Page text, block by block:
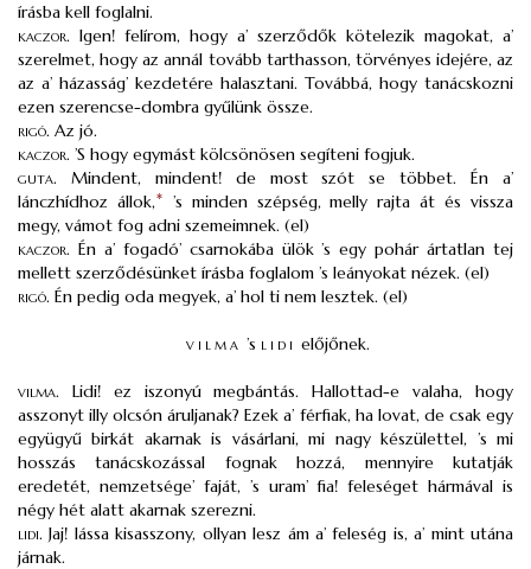
írásba kell foglalni.
kaczor. Igen! felírom, hogy a’ szerződők kötelezik magokat, a’
szerelmet, hogy az annál tovább tarthasson, törvényes idejére, az
az a’ házasság’ kezdetére halasztani. Továbbá, hogy tanácskozni
ezen szerencse-dombra gyűlünk össze.
rigó. Az jó.
kaczor. ’S hogy egymást kölcsönösen segíteni fogjuk.
guta. Mindent, mindent! de most szót se többet. Én a’
lánczhídhoz állok,*
’s minden szépség, melly rajta át és vissza
megy, vámot fog adni szemeimnek. (el)
kaczor. Én a’ fogadó’ csarnokába ülök ’s egy pohár ártatlan tej
mellett szerződésünket írásba foglalom ’s leányokat nézek. (el)
rigó. Én pedig oda megyek, a’ hol ti nem lesztek. (el)
vilma ’s lidi előjőnek.
vilma. Lidi! ez iszonyú megbántás. Hallottad-e valaha, hogy
asszonyt illy olcsón áruljanak? Ezek a’ férfiak, ha lovat, de csak egy
együgyű birkát akarnak is vásárlani, mi nagy készülettel, ’s mi
hosszás tanácskozással fognak hozzá, mennyire kutatják
eredetét, nemzetsége’ faját, ’s uram’ fia! feleséget hármával is
négy hét alatt akarnak szerezni.
lidi.Jaj! lássa kisasszony, ollyan lesz ám a’ feleség is, a’ mint utána
járnak.